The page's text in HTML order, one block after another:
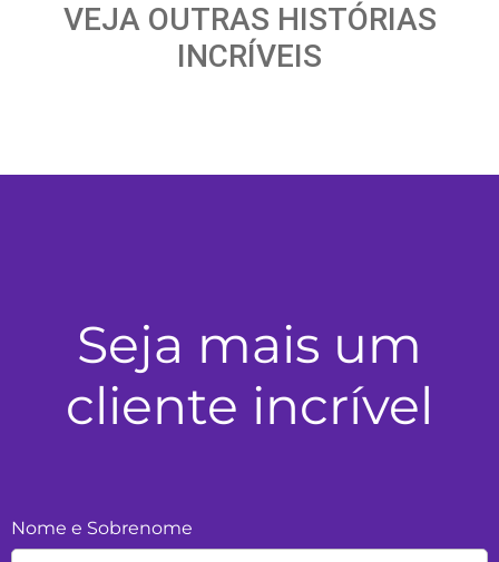
VEJA OUTRAS HISTÓRIAS
INCRÍVEIS
Seja mais um
cliente incrível
Nome e Sobrenome